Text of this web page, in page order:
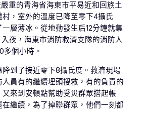
重的青海省海東市平易近和回族土
，室外的溫度已降至零下4攝氏
層薄冰。從地動發生后12分鐘就集
夜，海東市消防救濟支隊的消防人
多個小時。
到了接近零下8攝氏度。救濟現場
員有的繼續埋頭搜救，有的負責的
來到安頓點幫助受災群眾搭起帳
繼續，為了掉聯群眾，他們一刻都